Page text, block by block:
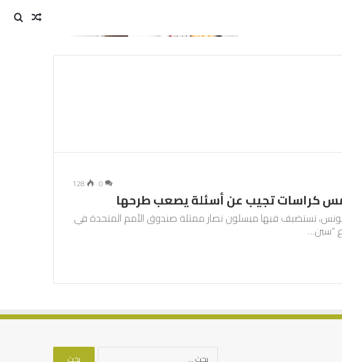
مقال
0
128
كراسات تجيب عن أسئلة يصعب طرحها
تستضيف فيها ميسلون نصار ممثلة صندوق الأمم المتحدة في
“سين…
البحث